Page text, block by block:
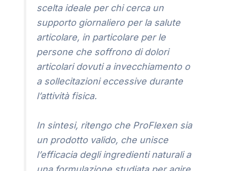
scelta ideale per chi cerca un
supporto giornaliero per la salute
articolare, in particolare per le
persone che soffrono di dolori
articolari dovuti a invecchiamento o
a sollecitazioni eccessive durante
l’attività fisica.
In sintesi, ritengo che ProFlexen sia
un prodotto valido, che unisce
l’efficacia degli ingredienti naturali a